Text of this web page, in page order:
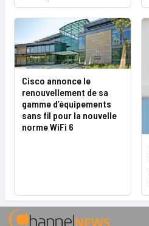
Cisco annonce le
renouvellement de sa
gamme d’équipements
sans fil pour la nouvelle
norme WiFi 6